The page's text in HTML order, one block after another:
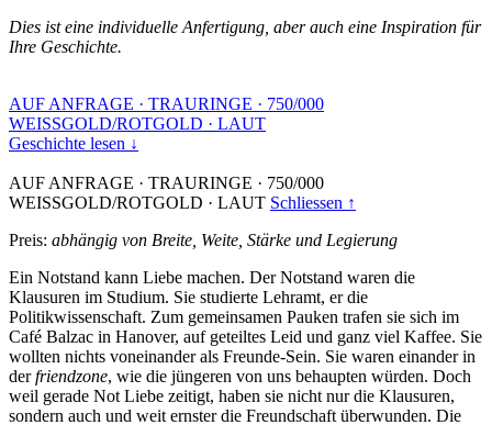
Dies ist eine individuelle Anfertigung, aber auch eine Inspiration für
Ihre Geschichte.
AUF ANFRAGE · TRAURINGE · 750/000
WEISSGOLD/ROTGOLD · LAUT
Geschichte lesen ↓
AUF ANFRAGE · TRAURINGE · 750/000
WEISSGOLD/ROTGOLD · LAUT Schliessen ↑
Preis: abhängig von Breite, Weite, Stärke und Legierung
Ein Notstand kann Liebe machen. Der Notstand waren die
Klausuren im Studium. Sie studierte Lehramt, er die
Politikwissenschaft. Zum gemeinsamen Pauken trafen sie sich im
Café Balzac in Hanover, auf geteiltes Leid und ganz viel Kaffee. Sie
wollten nichts voneinander als Freunde-Sein. Sie waren einander in
derfriendzone, wie die jüngeren von uns behaupten würden. Doch
weil gerade Not Liebe zeitigt, haben sie nicht nur die Klausuren,
sondern auch und weit ernster die Freundschaft überwunden. Die